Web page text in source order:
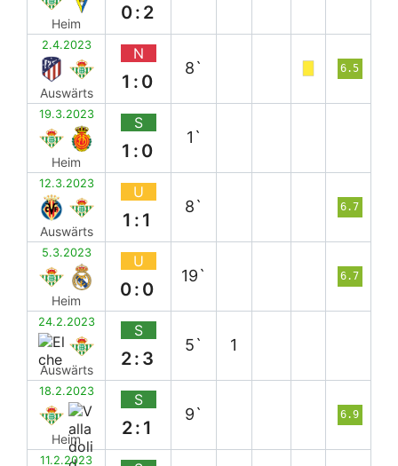
Heim
0:2
2.4.2023
Auswärts
N
1:0
8` 6.5
19.3.2023
Heim
S
1:0
1`
12.3.2023
Auswärts
U
1:1
8` 6.7
5.3.2023
Heim
U
0:0
19` 6.7
24.2.2023
Auswärts
S
2:3
5` 1
18.2.2023
Heim
S
2:1
9` 6.9
11.2.2023